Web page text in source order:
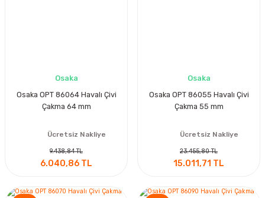
Osaka
Osaka OPT 86064 Havalı Çivi
Çakma 64 mm
Ücretsiz Nakliye
9.438,84 TL
6.040,86 TL
Osaka
Osaka OPT 86055 Havalı Çivi
Çakma 55 mm
Ücretsiz Nakliye
23.455,80 TL
15.011,71 TL